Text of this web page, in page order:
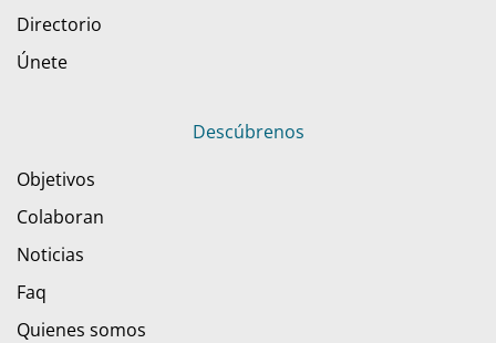
Directorio
Únete
Descúbrenos
Objetivos
Colaboran
Noticias
Faq
Quienes somos